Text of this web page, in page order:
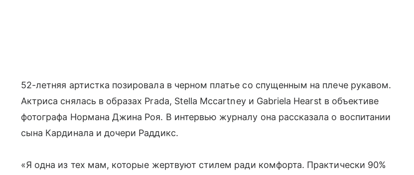
52-летняя артистка позировала в черном платье со спущенным на плече рукавом.
Актриса снялась в образах Prada, Stella Mccartney и Gabriela Hearst в объективе
фотографа Нормана Джина Роя. В интервью журналу она рассказала о воспитании
сына Кардинала и дочери Раддикс.
«Я одна из тех мам, которые жертвуют стилем ради комфорта. Практически 90%